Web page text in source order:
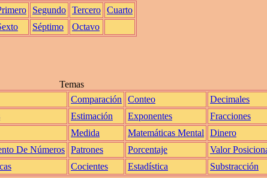
Segundo Tercero Cuarto
Séptimo Octavo
Temas
Comparación Conteo
Decimales
Estimación Exponentes
Fracciones
Medida Matemáticas Mental
Dinero
De Números Patrones Porcentaje
Valor
Cocientes Estadística Substracción